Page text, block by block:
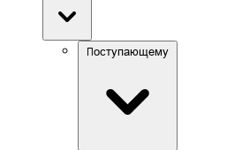
Поступающему